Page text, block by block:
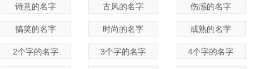
诗意的名字 古风的名字 伤感的名字
搞笑的名字 时尚的名字 成熟的名字
2个字的名字 3个字的名字 4个字的名字